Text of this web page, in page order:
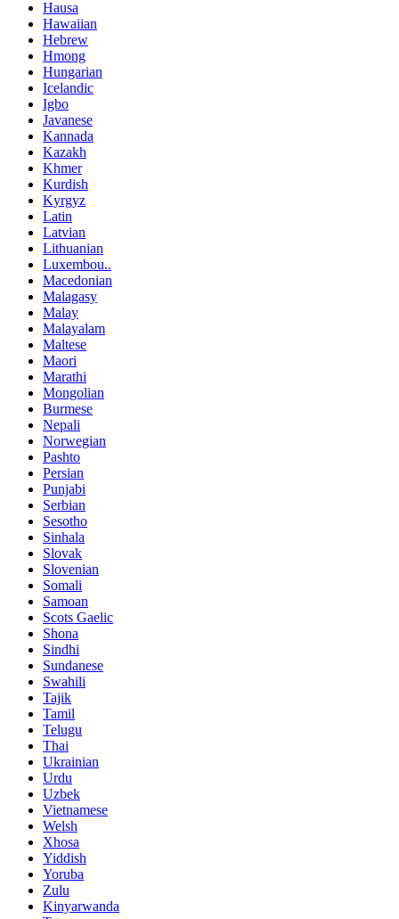
Hausa
Hawaiian
Hebrew
Hmong
Hungarian
Icelandic
Igbo
Javanese
Kannada
Kazakh
Khmer
Kurdish
Kyrgyz
Latin
Latvian
Lithuanian
Luxembou..
Macedonian
Malagasy
Malay
Malayalam
Maltese
Maori
Marathi
Mongolian
Burmese
Nepali
Norwegian
Pashto
Persian
Punjabi
Serbian
Sesotho
Sinhala
Slovak
Slovenian
Somali
Samoan
Scots Gaelic
Shona
Sindhi
Sundanese
Swahili
Tajik
Tamil
Telugu
Thai
Ukrainian
Urdu
Uzbek
Vietnamese
Welsh
Xhosa
Yiddish
Yoruba
Zulu
Kinyarwanda